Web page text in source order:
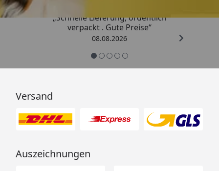
„Schnelle Lieferung, ordentlich
verpackt . Gute Preise“
08.08.2026
Versand
Auszeichnungen